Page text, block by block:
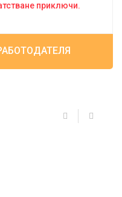
приключи.